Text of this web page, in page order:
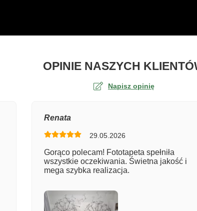
OPINIE NASZYCH
Napisz opinię
Numer zamówienia
Renata
29.05.2026
Gorąco polecam! Fototapeta spełniła
wszystkie oczekiwania. Świetna jakość i
mega szybka realizacja.